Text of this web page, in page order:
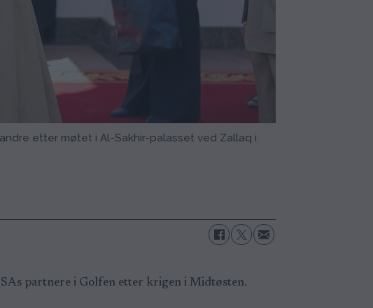
etter møtet i Al-Sakhir-palasset ved Zallaq i
partnere i Golfen etter krigen i Midtøsten.